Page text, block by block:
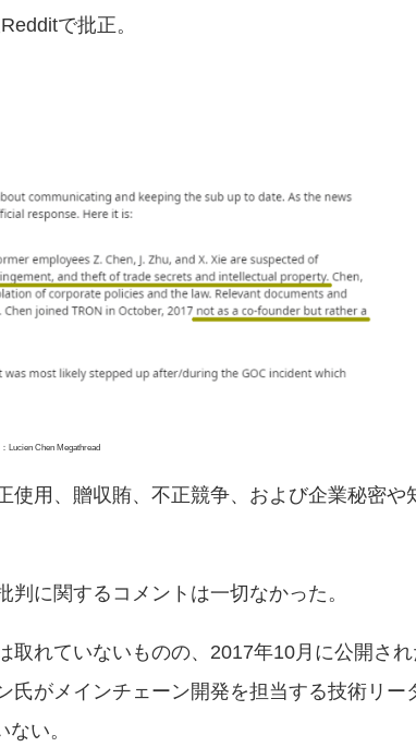
で批正。
Lucien Chen Megathread
使用、贈収賄、不正競争、および企業秘密や
に関するコメントは一切なかった。
れていないものの、2017年10月に公開さ
氏がメインチェーン開発を担当する技術リー
い。